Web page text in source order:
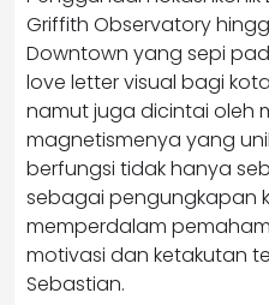
Griffith Observatory
Downtown yang sepi
love letter visual bagi
namut juga dicintai oleh
magnetismenya yang
berfungsi tidak hanya
sebagai pengungkapan
memperdalam
motivasi dan ketakutan
Sebastian.